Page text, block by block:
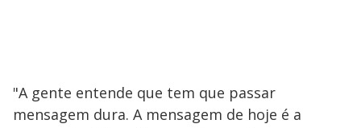
"A gente entende que tem que passar
mensagem dura. A mensagem de hoje é a